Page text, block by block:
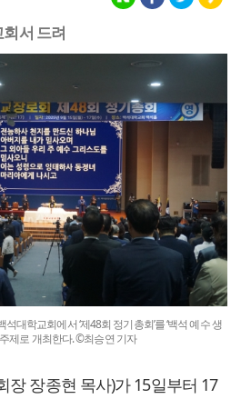
서 드려
대학교회에서 ‘제48회 정기총회’를 ‘백석 예수 생
제로 개최한다. ©최승연 기자
장 장종현 목사)가 15일부터 17